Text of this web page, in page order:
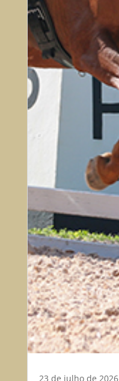
23 de julho de 2026